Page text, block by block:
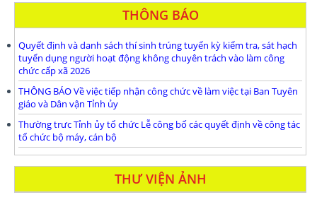
THÔNG BÁO
Quyết định và danh sách thí sinh trúng tuyển kỳ kiểm tra, sát hạch
tuyển dụng người hoạt động không chuyên trách vào làm công
chức cấp xã 2026
THÔNG BÁO Về việc tiếp nhận công chức về làm việc tại Ban Tuyên
giáo và Dân vận Tỉnh ủy
Thường trưc Tỉnh ủy tổ chức Lễ công bố các quyết định về công tác
tổ chức bộ máy, cán bộ
THƯ VIỆN ẢNH